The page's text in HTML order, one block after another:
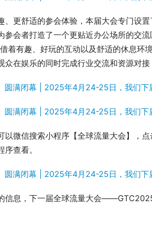
更舒适的参会体验，本届大会专门设
会者打造了一个更贴近办公场所的交流
着有趣、好玩的互动以及舒适的休息环
在娱乐的同时完成行业交流和资源对
以微信搜索小程序【全球流量大会】，
查看。
信息，下一届全球流量大会